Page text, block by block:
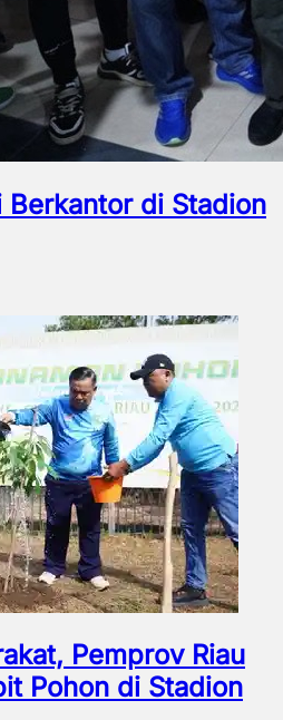
Berkantor di Stadion
Pemprov Riau
Pohon di Stadion